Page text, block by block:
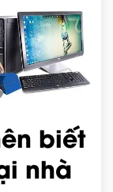
biết
nhà